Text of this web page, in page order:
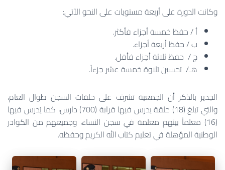
وكانت الدورة على أربعة مستويات على النحو الآتي:
أ / حفظ خمسة أجزاء فأكثر.
ب / حفظ أربعة أجزاء.
ج / حفظ ثلاثة أجزاء فأقل.
هـ/ تحسين تلاوة خمسة عشر جزءاً.
الجدير بالذكر أن الجمعية تشرف على حلقات السجن طوال العام،
والتي تبلغ (18) حلقة يدرس فيها قرابة (700) دارس، كما يُدرس فيها
(16) معلماً بينهم معلمة في سجن النساء، وجميعهم من الكوادر
الوطنية المؤهلة في تعليم كتاب الله الكريم وحفظه.